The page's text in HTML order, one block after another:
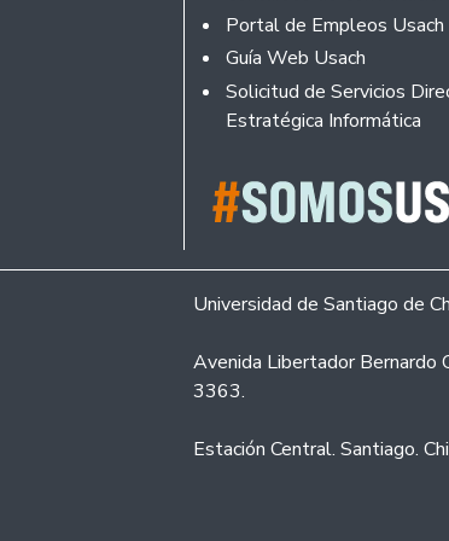
Portal de Empleos Usach
Guía Web Usach
Solicitud de Servicios
Estratégica Informática
Universidad de Santiago de
Avenida Libertador Bernardo
3363.
Estación Central. Santiago.